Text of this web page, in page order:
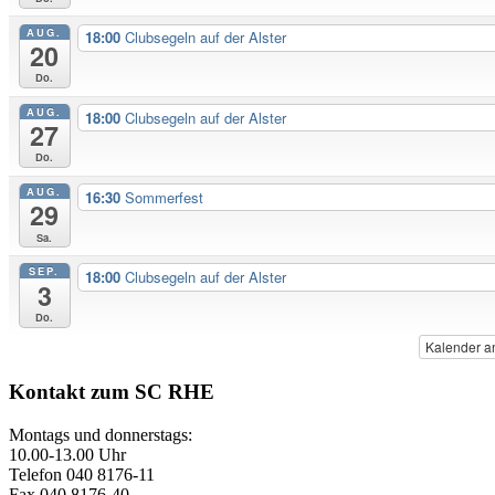
AUG.
20
Do.
18:00 Clubsegeln auf der Alster
AUG.
27
Do.
18:00 Clubsegeln auf der Alster
AUG.
29
Sa.
16:30 Sommerfest
SEP.
3
Do.
18:00 Clubsegeln auf der Alster
Kalender
Kontakt zum SC RHE
Montags und donnerstags:
10.00-13.00 Uhr
Telefon 040 8176-11